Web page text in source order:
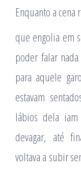
Enquanto a
que engolia em
poder falar
para aquele
estavam
lábios dela
devagar, até
voltava a subir